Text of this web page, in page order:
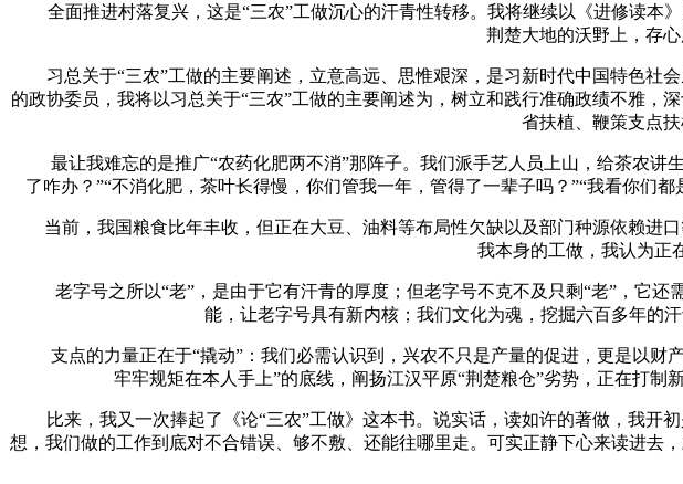
全面推进村落复兴，这是“三农”工做沉心的汗青性转移。我将继续以《进修读本
荆楚大地的沃野上，存
习总关于“三农”工做的主要阐述，立意高远、思惟艰深，是习新时代中国特色社
的政协委员，我将以习总关于“三农”工做的主要阐述为，树立和践行准确政绩不雅，
省扶植、鞭策支点
最让我难忘的是推广“农药化肥两不消”那阵子。我们派手艺人员上山，给茶农讲
了咋办？”“不消化肥，茶叶长得慢，你们管我一年，管得了一辈子吗？”“我看你
当前，我国粮食比年丰收，但正在大豆、油料等布局性欠缺以及部门种源依赖进
我本身的工做，我认为正
老字号之所以“老”，是由于它有汗青的厚度；但老字号不克不及只剩“老”，它还
能，让老字号具有新内核；我们文化为魂，挖掘六百多年的
支点的力量正在于“撬动”：我们必需认识到，兴农不只是产量的促进，更是以财
牢牢规矩在本人手上”的底线，阐扬江汉平原“荆楚粮仓”劣势，正在打制
比来，我又一次捧起了《论“三农”工做》这本书。说实话，读如许的著做，我开
想，我们做的工作到底对不合错误、够不敷、还能往哪里走。可实正静下心来读进去